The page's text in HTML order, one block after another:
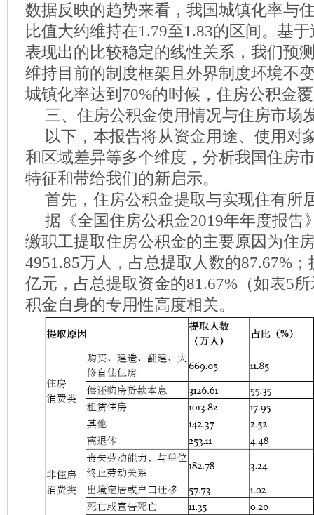
数据反映的趋势来看，我国城镇化率与
比值大约维持在1.79至1.83的区间。基
表现出的比较稳定的线性关系，我们预
维持目前的制度框架且外界制度环境不
城镇化率达到70%的时候，住房公积金
三、住房公积金使用情况与住房市场
以下，本报告将从资金用途、使用对
和区域差异等多个维度，分析我国住房
特征和带给我们的新启示。
首先，住房公积金提取与实现住有所
据《全国住房公积金2019年年度报告
缴职工提取住房公积金的主要原因为住
4951.85万人，占总提取人数的87.67%
亿元，占总提取资金的81.67%（如表5
积金自身的专用性高度相关。